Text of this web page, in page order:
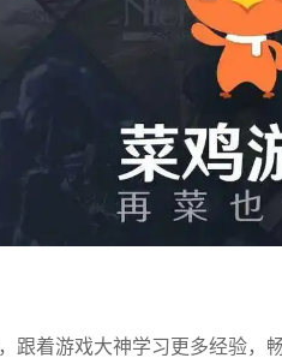
跟着游戏大神学习更多经验，